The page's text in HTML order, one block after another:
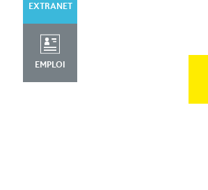
EXTRANET
EMPLOI